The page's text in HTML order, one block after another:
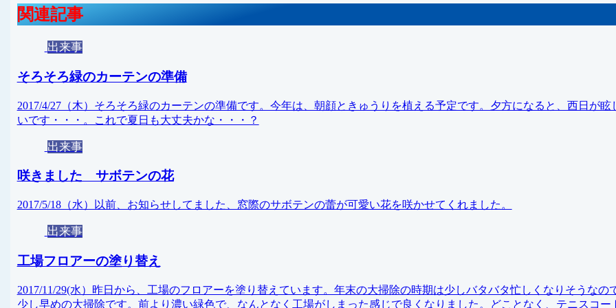
関連記事
出来事
そろそろ緑のカーテンの準備
2017/4/27（木）そろそろ緑のカーテンの準備です。今年は、朝顔ときゅうりを植える予定です。夕方になると、西日が眩
いです・・・。これで夏日も大丈夫かな・・・？
出来事
咲きました サボテンの花
2017/5/18（水）以前、お知らせしてました、窓際のサボテンの蕾が可愛い花を咲かせてくれました。
出来事
工場フロアーの塗り替え
2017/11/29(水）昨日から、工場のフロアーを塗り替えています。年末の大掃除の時期は少しバタバタ忙しくなりそうなの
少し早めの大掃除です。前より濃い緑色で、なんとなく工場がしまった感じで良くなりました。どことなく、テニスコー